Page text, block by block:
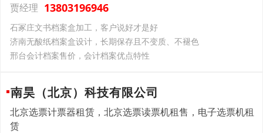
贾经理 13803196946
石冢庄文书档案盒加工，客户说好才是好
济南无酸纸档案盒设计，长期保存且不变质、不褪色
邢台会计档案售价，会计档案优点特性
南昊（北京）科技有限公司
北京选票计票器租赁，北京选票读票机租售，电子选票机租
赁